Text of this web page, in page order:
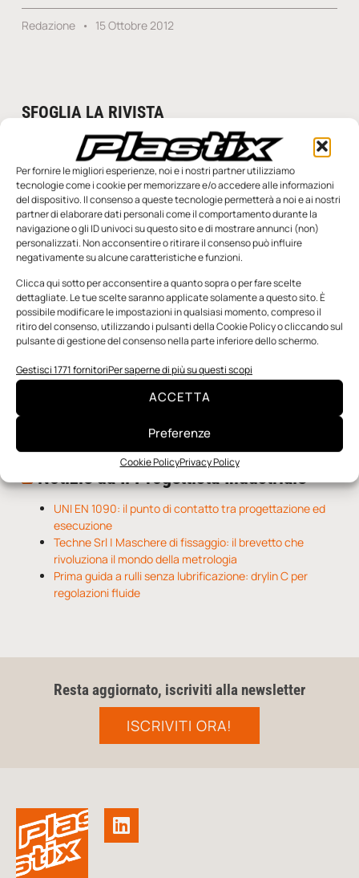
Per fornire le migliori esperienze, noi e i nostri partner utilizziamo
tecnologie come i cookie per memorizzare e/o accedere alle informazioni
del dispositivo. Il consenso a queste tecnologie permetterà a noi e ai nostri
partner di elaborare dati personali come il comportamento durante la
navigazione o gli ID univoci su questo sito e di mostrare annunci (non)
personalizzati. Non acconsentire o ritirare il consenso può influire
negativamente su alcune caratteristiche e funzioni.
Clicca qui sotto per acconsentire a quanto sopra o per fare scelte
dettagliate. Le tue scelte saranno applicate solamente a questo sito. È
possibile modificare le impostazioni in qualsiasi momento, compreso il
ritiro del consenso, utilizzando i pulsanti della Cookie Policy o cliccando sul
pulsante di gestione del consenso nella parte inferiore dello schermo.
Gestisci 1771 fornitoriPer saperne di più su questi scopi
ACCETTA
Preferenze
Cookie PolicyPrivacy Policy
Redazione 15 Ottobre 2012
SFOGLIA LA RIVISTA
Edicola Web
Notizie da Meccanicanews
Una nuova mano robotica passa da una pinza all’altra
con un singolo motore
Applicazioni della fluidodinamica computazionale (CFD)
Notizie da Il Progettista Industriale
UNI EN 1090: il punto di contatto tra progettazione ed
esecuzione
Techne Srl | Maschere di fissaggio: il brevetto che
rivoluziona il mondo della metrologia
Prima guida a rulli senza lubrificazione: drylin C per
regolazioni fluide
Resta aggiornato, iscriviti alla newsletter
ISCRIVITI ORA!